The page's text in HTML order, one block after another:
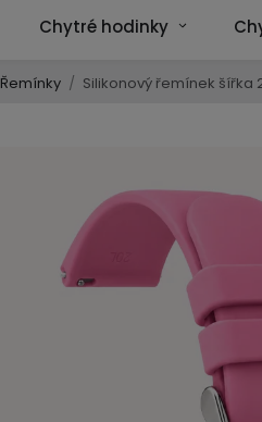
Chytré hodinky
Řemínky / Silikonový řemínek šířka